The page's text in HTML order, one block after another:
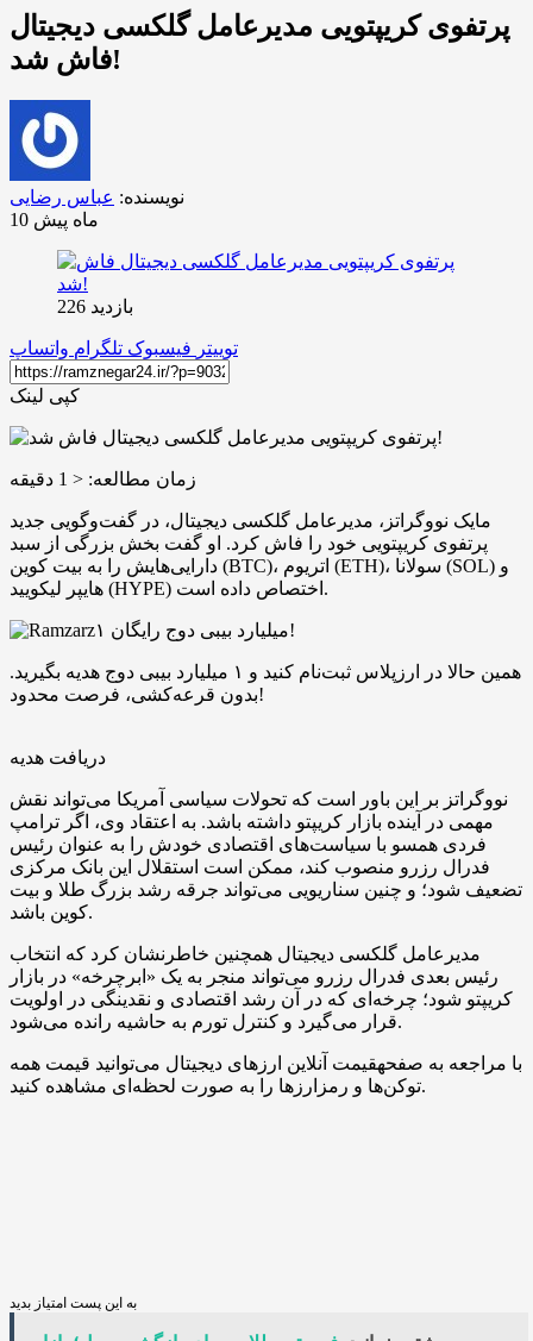
پرتفوی کریپتویی مدیرعامل گلکسی دیجیتال
فاش شد!
نویسنده: عباس رضایی
10 ماه پیش
بازدید 226
توییتر فیسبوک تلگرام واتساپ
کپی لینک
زمان مطالعه: < 1 دقیقه
مایک نووگراتز، مدیرعامل گلکسی دیجیتال، در گفت‌وگویی جدید
پرتفوی کریپتویی خود را فاش کرد. او گفت بخش بزرگی از سبد
دارایی‌هایش را به بیت‌ کوین (BTC)، اتریوم (ETH)، سولانا (SOL) و
هایپر لیکویید (HYPE) اختصاص داده است.
۱ میلیارد بیبی دوج رایگان!
همین حالا در ارزپلاس ثبت‌نام کنید و ۱ میلیارد بیبی دوج هدیه بگیرید.
بدون قرعه‌کشی، فرصت محدود!
دریافت هدیه
نووگراتز بر این باور است که تحولات سیاسی آمریکا می‌تواند نقش
مهمی در آینده بازار کریپتو داشته باشد. به اعتقاد وی، اگر ترامپ
فردی همسو با سیاست‌های اقتصادی خودش را به‌ عنوان رئیس
فدرال رزرو منصوب کند، ممکن است استقلال این بانک مرکزی
تضعیف شود؛ و چنین سناریویی می‌تواند جرقه رشد بزرگ طلا و بیت‌
کوین باشد.
مدیرعامل گلکسی دیجیتال همچنین خاطرنشان کرد که انتخاب
رئیس بعدی فدرال رزرو می‌تواند منجر به یک «ابرچرخه» در بازار
کریپتو شود؛ چرخه‌ای که در آن رشد اقتصادی و نقدینگی در اولویت
قرار می‌گیرد و کنترل تورم به حاشیه رانده می‌شود.
با مراجعه به صفحهقیمت آنلاین ارزهای دیجیتال می‌توانید قیمت همه
توکن‌ها و رمزارزها را به صورت لحظه‌ای مشاهده کنید.
به این پست امتیاز بدید